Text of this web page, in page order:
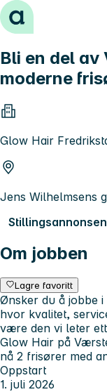
Hopp til innhold
Bli en del
moderne
Glow Hair
Jens Wilhelmsens
Om jobben
Lagre favoritt
Ønsker du å jobbe i
hvor kvalitet,
være den vi leter
Glow Hair på
nå 2 frisører med
Oppstart
1. juli 2026